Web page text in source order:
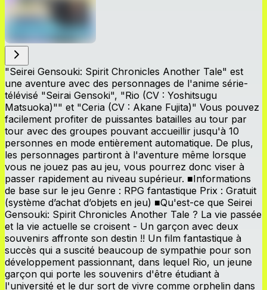
"Seirei Gensouki: Spirit Chronicles Another Tale" est
une aventure avec des personnages de l'anime série-
télévisé "Seirai Gensoki", "Rio (CV : Yoshitsugu
Matsuoka)"" et "Ceria (CV : Akane Fujita)" Vous pouvez
facilement profiter de puissantes batailles au tour par
tour avec des groupes pouvant accueillir jusqu'à 10
personnes en mode entièrement automatique. De plus,
les personnages partiront à l'aventure même lorsque
vous ne jouez pas au jeu, vous pourrez donc viser à
passer rapidement au niveau supérieur. ■Informations
de base sur le jeu Genre : RPG fantastique Prix ​​: Gratuit
(système d’achat d’objets en jeu) ■Qu'est-ce que Seirei
Gensouki: Spirit Chronicles Another Tale ? La vie passée
et la vie actuelle se croisent - Un garçon avec deux
souvenirs affronte son destin !! Un film fantastique à
succès qui a suscité beaucoup de sympathie pour son
développement passionnant, dans lequel Rio, un jeune
garçon qui porte les souvenirs d'être étudiant à
l'université et le dur sort de vivre comme orphelin dans